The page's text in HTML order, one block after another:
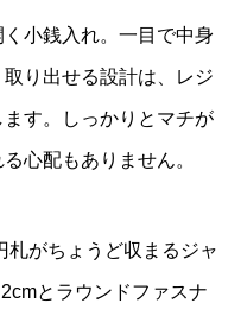
小銭入れ。一目で中身
り出せる設計は、レジ
す。しっかりとマチが
心配もありません。
札がちょうど収まるジャ
とラウンドファスナ